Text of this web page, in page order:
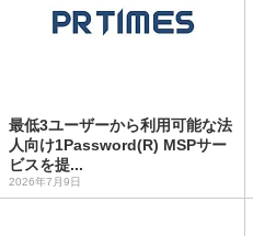
最低3ユーザーから利用可能な法
人向け1Password(R) MSPサー
ビスを提...
2026年7月9日